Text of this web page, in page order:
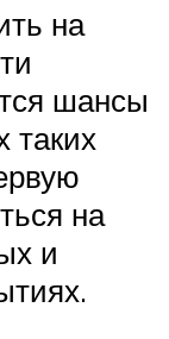
на
шансы
таких
на
и